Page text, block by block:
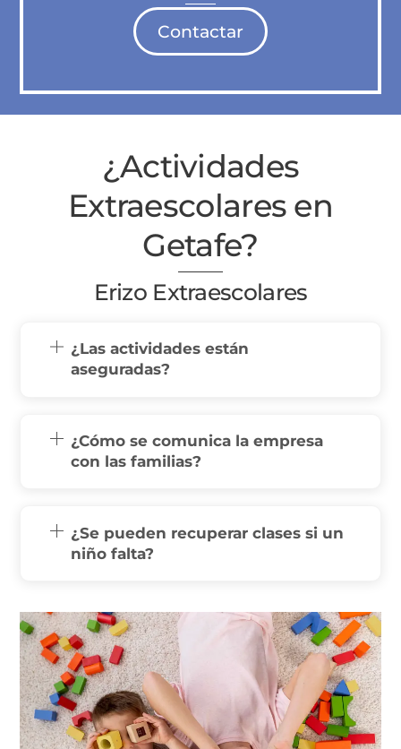
Contactar
¿Actividades
Extraescolares en
Getafe?
Erizo Extraescolares
¿Las actividades están
aseguradas?
¿Cómo se comunica la empresa
con las familias?
¿Se pueden recuperar clases si un
niño falta?